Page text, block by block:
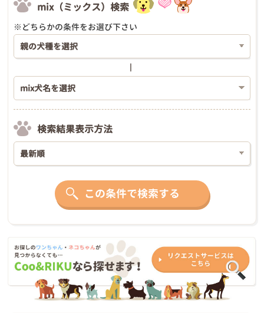
mix（ミックス）検索
※どちらかの条件をお選び下さい
検索結果表示方法
この条件で検索する